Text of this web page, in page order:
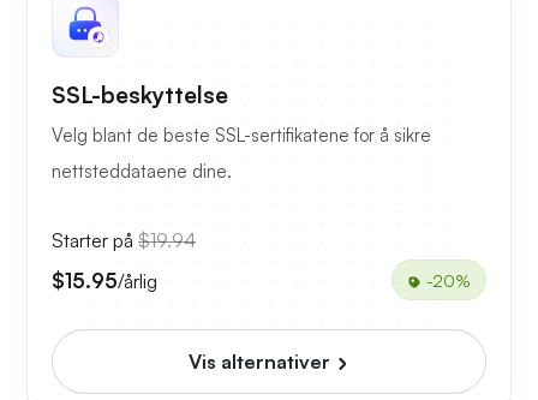
SSL-beskyttelse
Velg blant de beste SSL-sertifikatene for å sikre
nettsteddataene dine.
Starter på $19.94
$15.95/årlig -20%
Vis alternativer